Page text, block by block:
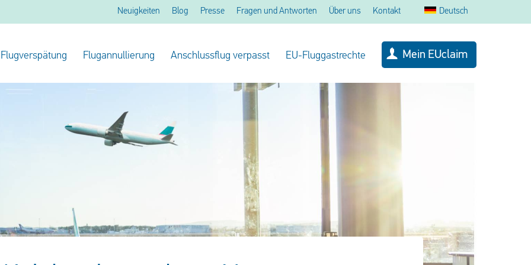
Neuigkeiten Blog Presse Fragen und Antworten Über uns Kontakt Deutsch
Flugverspätung Flugannullierung Anschlussflug verpasst EU-Fluggastrechte Mein EUclaim